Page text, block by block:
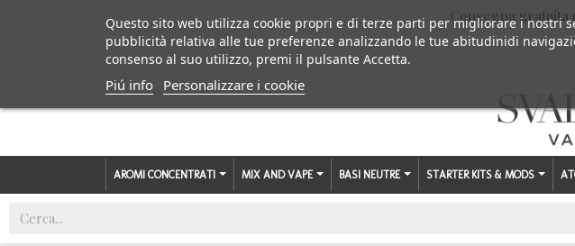
Consegna
AROMI CONCENTRATI MIX AND VAPE BASI NEUTRE STARTER KITS & MODS
Questo sito web utilizza cookie propri e di terze parti per migliorare i nostri
pubblicità relativa alle tue preferenze analizzando le tue abitudinidi
consenso al suo utilizzo, premi il pulsante Accetta.
Piú info Personalizzare i cookie